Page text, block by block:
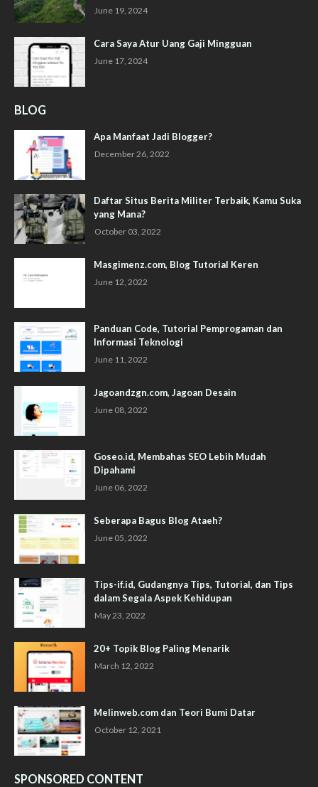
June 19, 2024
Cara Saya Atur Uang Gaji Mingguan
June 17, 2024
BLOG
Apa Manfaat Jadi Blogger?
December 26, 2022
Daftar Situs Berita Militer Terbaik, Kamu Suka
yang Mana?
October 03, 2022
Masgimenz.com, Blog Tutorial Keren
June 12, 2022
Panduan Code, Tutorial Pemprogaman dan
Informasi Teknologi
June 11, 2022
Jagoandzgn.com, Jagoan Desain
June 08, 2022
Goseo.id, Membahas SEO Lebih Mudah
Dipahami
June 06, 2022
Seberapa Bagus Blog Ataeh?
June 05, 2022
Tips-if.id, Gudangnya Tips, Tutorial, dan Tips
dalam Segala Aspek Kehidupan
May 23, 2022
20+ Topik Blog Paling Menarik
March 12, 2022
Melinweb.com dan Teori Bumi Datar
October 12, 2021
SPONSORED CONTENT